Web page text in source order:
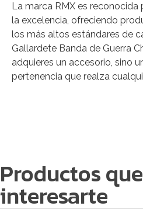
La marca RMX es
la excelencia, ofreciendo
los más altos estándares de
Gallardete Banda de Guerra
adquieres un accesorio, sino
pertenencia que realza
Productos
interesarte